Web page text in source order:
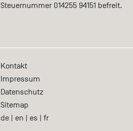
Steuernummer 014255 94151 befreit.
Kontakt
Impressum
Datenschutz
Sitemap
de | en | es | fr